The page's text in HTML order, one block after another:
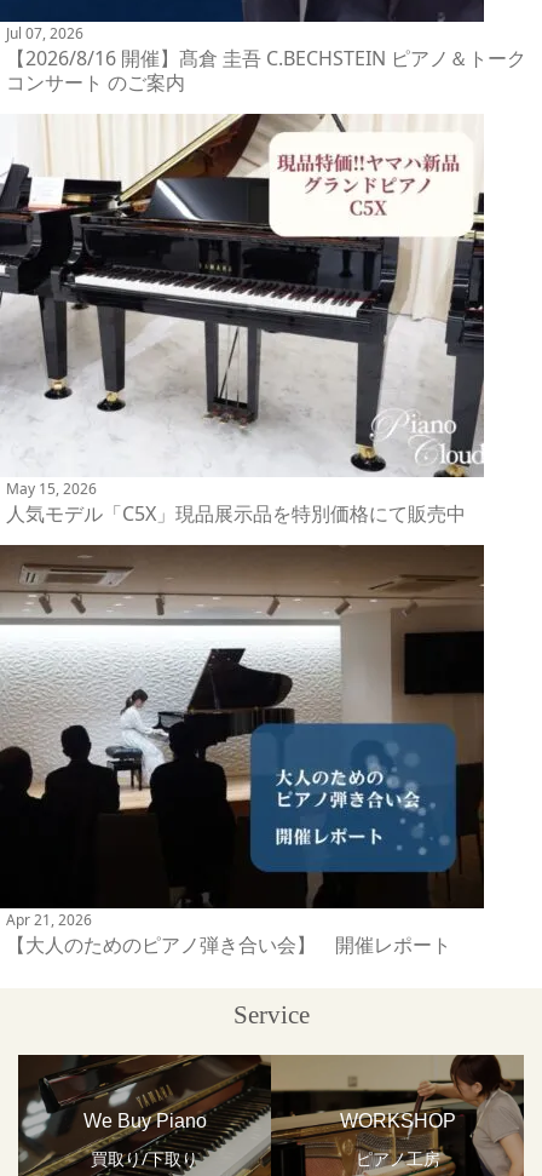
Jul 07, 2026
【2026/8/16 開催】髙倉 圭吾 C.BECHSTEIN ピアノ＆トーク
コンサート のご案内
May 15, 2026
人気モデル「C5X」現品展示品を特別価格にて販売中
Apr 21, 2026
【大人のためのピアノ弾き合い会】 開催レポート
Service
We Buy Piano
買取り/下取り
WORKSHOP
ピアノ工房